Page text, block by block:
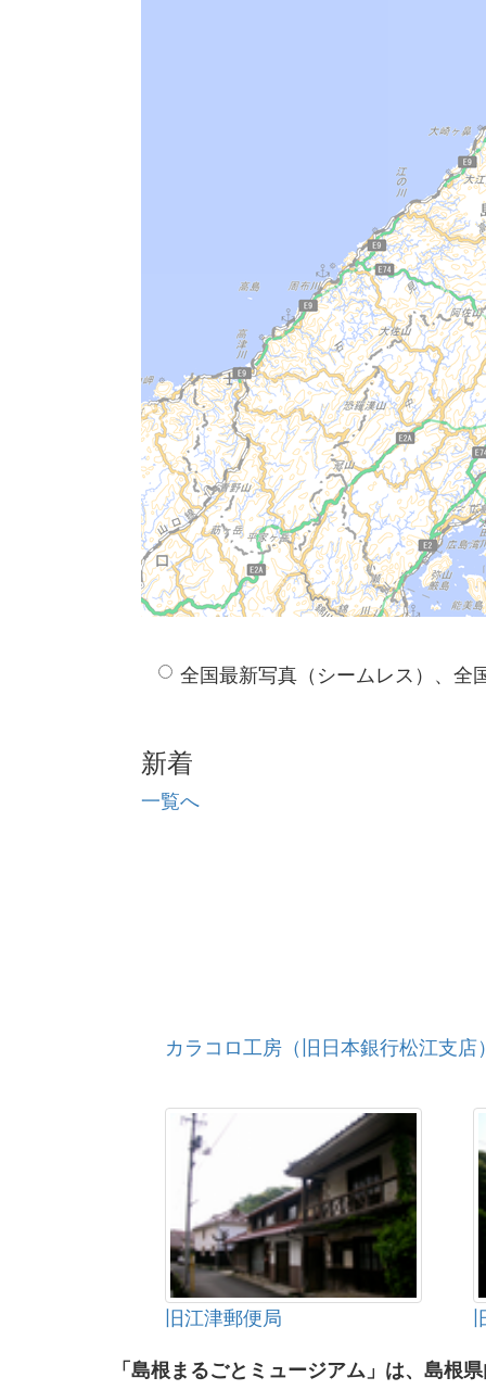
全国最新写真（シームレス）、全
新着
一覧へ
カラコロ工房（旧日本銀行松江支店
旧江津郵便局
「島根まるごとミュージアム」は、島根